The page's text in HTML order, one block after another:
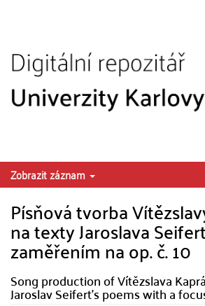
Zobrazit záznam
Písňová tvorba
na texty Jaroslava
zaměřením na op. č. 10
Song production of Vítězslava
Jaroslav Seifert's poems with a